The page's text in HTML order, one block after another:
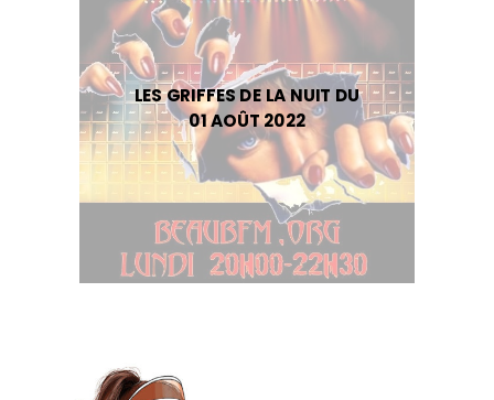
LES GRIFFES DE LA NUIT DU
01 AOÛT 2022